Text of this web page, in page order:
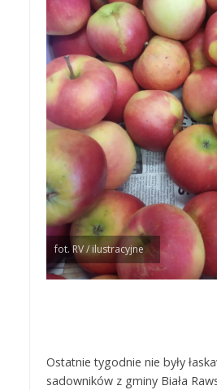
fot. RV / ilustracyjne
Ostatnie tygodnie nie były
sadowników z gminy Biała